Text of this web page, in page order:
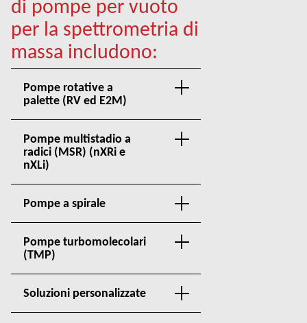
di pompe per vuoto
per la spettrometria di
massa includono:
Pompe rotative a
palette (RV ed E2M)
Pompe multistadio a
radici (MSR) (nXRi e
nXLi)
Pompe a spirale
Pompe turbomolecolari
(TMP)
Soluzioni personalizzate